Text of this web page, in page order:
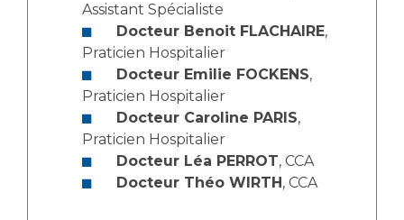
Médecine nucléaire
Maladies rares
Maternité Hôpital Nord
Adresser un examen au Laboratoire d'Infectiologie
Centres de référence Maladies Rares
Plateforme d'Expertise Maladies Rares
Presse / Multimédia
Communiqués de presse
Assistant Spécialiste
Docteur Benoit FLACHAIRE,
Praticien Hospitalier
Docteur Emilie FOCKENS,
Praticien Hospitalier
Docteur Caroline PARIS,
Praticien Hospitalier
Docteur Léa PERROT, CCA
Docteur Théo WIRTH, CCA